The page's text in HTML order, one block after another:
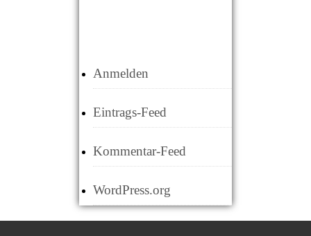
Anmelden
Eintrags-Feed
Kommentar-Feed
WordPress.org